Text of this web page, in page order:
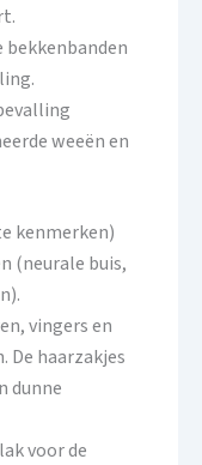
bekkenbanden
weeën en
kenmerken)
(neurale buis,
vingers en
De haarzakjes
dunne
voor de